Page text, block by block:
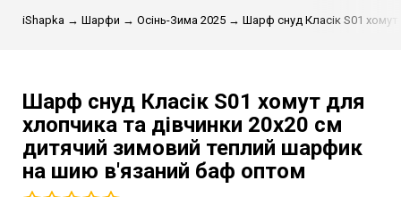
iShapka → Шарфи → Осінь-Зима 2025 → Шарф снуд Класік S01
Шарф снуд Класік S01 хомут для
хлопчика та дівчинки 20х20 см
дитячий зимовий теплий шарфик
на шию в'язаний баф оптом